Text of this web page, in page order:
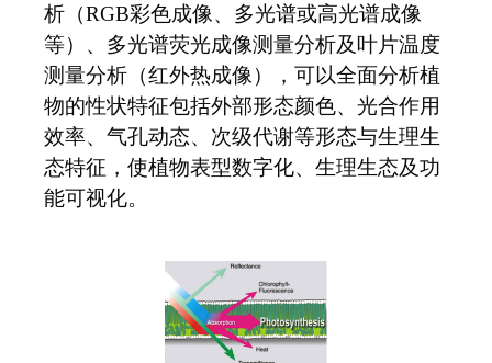
析（RGB彩色成像、多光谱或高光谱成像
等）、多光谱荧光成像测量分析及叶片温度
测量分析（红外热成像），可以全面分析植
物的性状特征包括外部形态颜色、光合作用
效率、气孔动态、次级代谢等形态与生理生
态特征，使植物表型数字化、生理生态及功
能可视化。